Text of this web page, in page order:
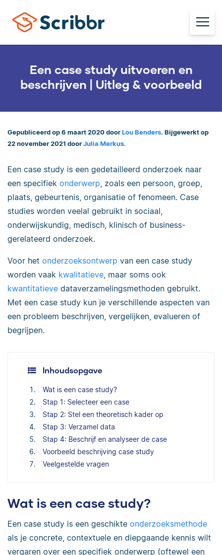
Een case study uitvoeren en
beschrijven | Uitleg & voorbeeld
Gepubliceerd op 6 maart 2020 door Lou Benders. Bijgewerkt op
22 november 2021 door Julia Merkus.
Een case study is een gedetailleerd onderzoek naar
een specifiek onderwerp , zoals een persoon, groep,
plaats, gebeurtenis, organisatie of fenomeen. Case
studies worden veelal gebruikt in sociaal,
onderwijskundig, medisch, klinisch of business-
gerelateerd onderzoek.
Voor het onderzoeksontwerp van een case study
worden vaak kwalitatieve , maar soms ook
kwantitatieve dataverzamelingsmethoden gebruikt.
Met een case study kun je verschillende aspecten van
een probleem beschrijven, vergelijken, evalueren of
begrijpen.
Inhoudsopgave
Wat is een case study?
Stap 1: Selecteer een case
Stap 2: Stel een theoretisch kader op
Stap 3: Verzamel data
Stap 4: Beschrijf en analyseer de case
Voorbeeld beschrijving case study
Veelgestelde vragen
Wat is een case study?
Een case study is een geschikte onderzoeksmethode
als je concrete, contextuele en diepgaande kennis wilt
vergaren over een specifiek onderwerp (oftewel een